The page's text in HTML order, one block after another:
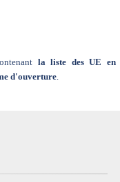
la liste des UE en
d'ouverture.